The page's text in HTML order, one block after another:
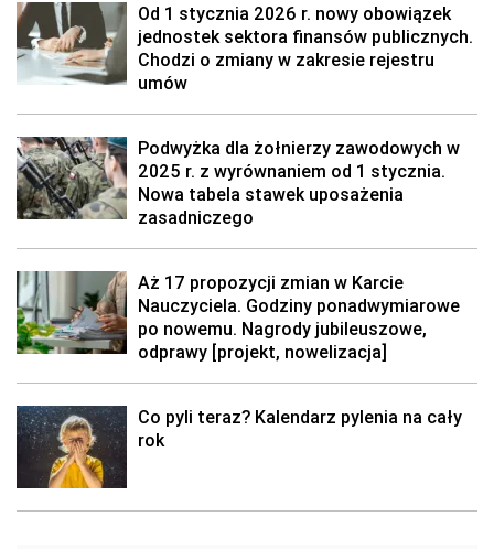
Od 1 stycznia 2026 r. nowy obowiązek
jednostek sektora finansów publicznych.
Chodzi o zmiany w zakresie rejestru
umów
Podwyżka dla żołnierzy zawodowych w
2025 r. z wyrównaniem od 1 stycznia.
Nowa tabela stawek uposażenia
zasadniczego
Aż 17 propozycji zmian w Karcie
Nauczyciela. Godziny ponadwymiarowe
po nowemu. Nagrody jubileuszowe,
odprawy [projekt, nowelizacja]
Co pyli teraz? Kalendarz pylenia na cały
rok